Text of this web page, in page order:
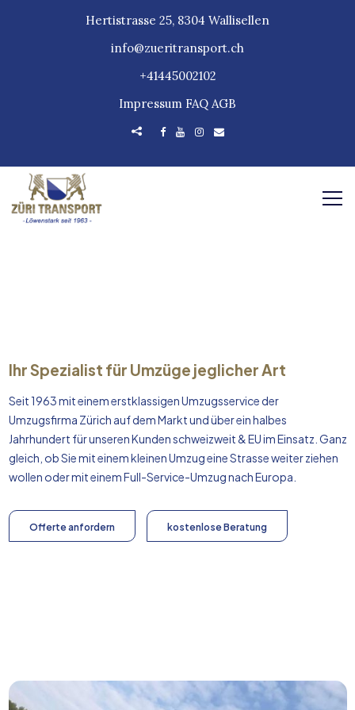
Hertistrasse 25, 8304 Wallisellen
info@zueritransport.ch
+41445002102
Impressum FAQ AGB
Ihr Spezialist für Umzüge jeglicher Art
Seit 1963 mit einem erstklassigen Umzugsservice der
Umzugsfirma Zürich auf dem Markt und über ein halbes
Jahrhundert für unseren Kunden schweizweit & EU im Einsatz. Ganz
gleich, ob Sie mit einem kleinen Umzug eine Strasse weiter ziehen
wollen oder mit einem Full-Service-Umzug nachEuropa
Offerte anfordern kostenlose Beratung